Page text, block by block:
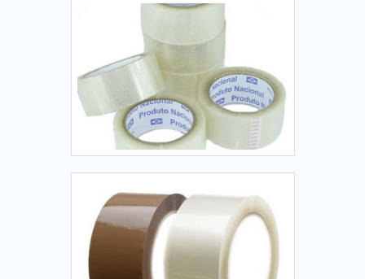
tecnologias; Equipamentos automatizados; Escritório de alta
qualidade onde são realizadas as atividades.Ainda focando
em máquina de datar embalagens, deve-se descartar
empresas que não tenham produtos e serviços com ótima
qualidade e proteção, pequenos detalhes, mas de grande
valia para saber a procedência e seriedade da empresa.Isso
tudo é a razão pela qual a Tecmaes é uma empresa
responsável quando exploramos o segmento de produtos e
serviços para fechar, codificar e etiquetar embalagens. A
QUALIDADE NO SEGMENTOSomente na Tecmaes existem as
melhores variedades no segmento quando o assunto for
produtos e serviços para fechar, codificar e etiquetar
embalagens. É possível encontrar itens variados com
tecnologia de ponta, como fitas teflon para seladoras e